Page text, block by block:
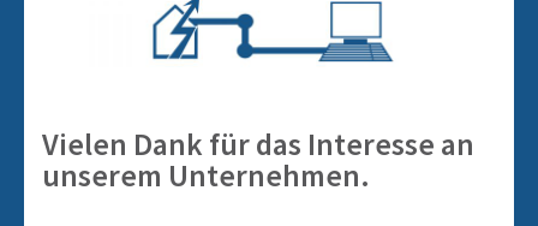
Vielen Dank für das Interesse an
unserem Unternehmen.